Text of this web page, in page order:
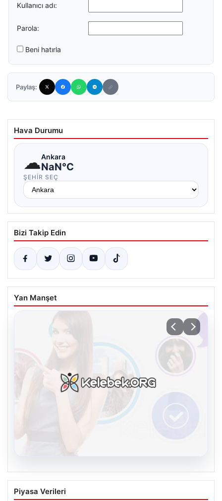
Kullanıcı adı:
Parola:
Beni hatırla
Paylaş:
Hava Durumu
☁Ankara
NaN°C
ŞEHIR SEÇ
Bizi Takip Edin
Yan Manşet
Kelebek chat adresi İle Dijital İletişimin
Seviyeli Adresi Ve Muhabbet Deneyimi
Piyasa Verileri